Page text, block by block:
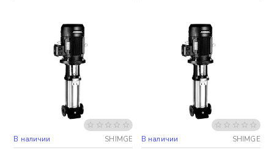
Бесплатная доставка
В наличии SHIMGE Бесплатная доставка
В наличии SHIMGE